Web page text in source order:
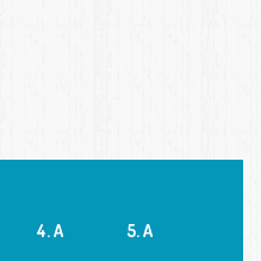
4. A 5. A